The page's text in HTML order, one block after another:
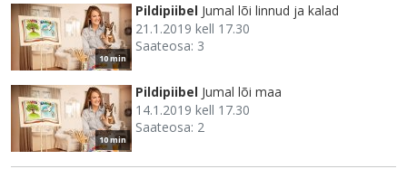
10 min
Pildipiibel Jumal lõi linnud ja kalad
21.1.2019 kell 17.30
Saateosa: 3
10 min
Pildipiibel Jumal lõi maa
14.1.2019 kell 17.30
Saateosa: 2